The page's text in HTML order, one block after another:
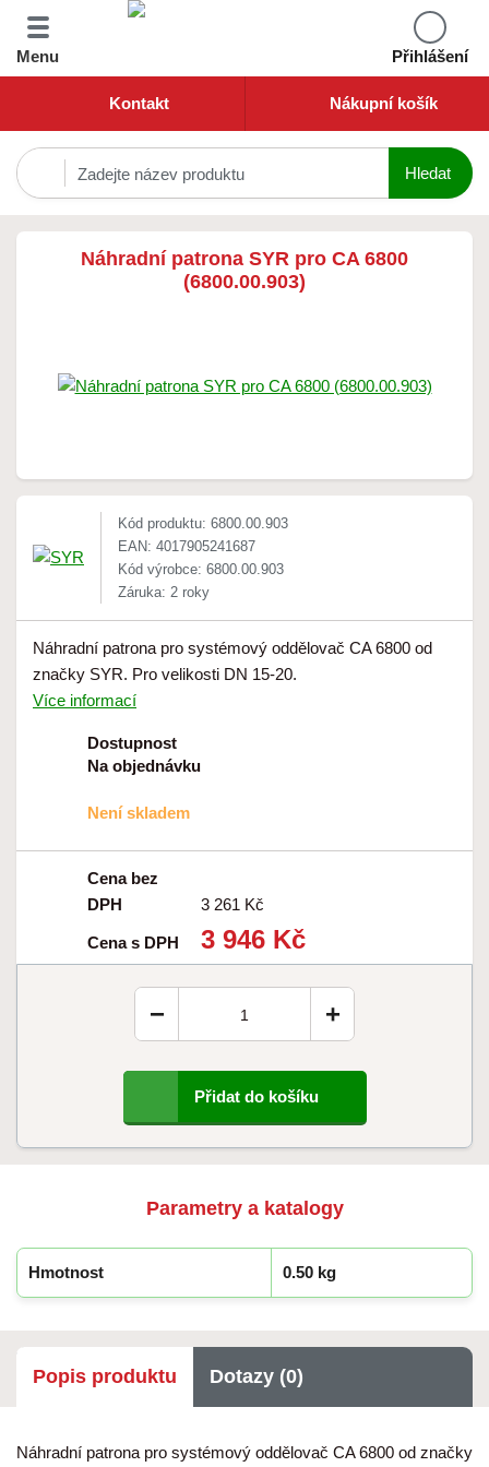
Menu Přihlášení
Kontakt Nákupní košík
Náhradní patrona SYR pro CA 6800
(6800.00.903)
Kód produktu: 6800.00.903
EAN: 4017905241687
Kód výrobce: 6800.00.903
Záruka: 2 roky
Náhradní patrona pro systémový oddělovač CA 6800 od
značky SYR. Pro velikosti DN 15-20.
Více informací
Dostupnost
Na objednávku
Není skladem
Cena bez
DPH
3 261 Kč
Cena s DPH 3 946 Kč
+
−
Přidat do košíku
Parametry a katalogy
Hmotnost 0.50 kg
Popis produktu Dotazy (0)
Náhradní patrona pro systémový oddělovač CA 6800 od značky